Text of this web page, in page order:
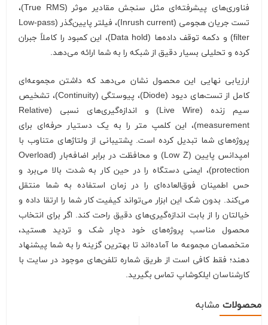
فناوری‌های پیشرفته‌ای مثل سنجش مقادیر موثر (True RMS)،
تست جریان هجومی (Inrush current)، فیلتر پایین‌گذر (Low-pass
filter) و دکمه توقف داده‌ها (Data hold)، این کمبود را کاملاً جبران
کرده و تحلیلی بسیار دقیق از شبکه را به شما ارائه می‌دهد.
ارزیابی نهایی این محصول نشان می‌دهد که داشتن مجموعه‌ای
کامل از تست‌های دیود (Diode)، پیوستگی (Continuity)، تشخیص
سیم زنده (Live Wire) و اندازه‌گیری‌های نسبی (Relative
measurement)، این کلمپ متر را به یک دستیار حرفه‌ای برای
پروژه‌های شما تبدیل کرده است. پشتیبانی از ولتاژهای متناوب با
امپدانس پایین (Low Z) و محافظت در برابر اضافه‌بار (Overload
protection)، ایمنی دستگاه را در حین کار به شدت بالا می‌برد و
حس اطمینان فوق‌العاده‌ای را در زمان استفاده به شما منتقل
می‌کند. بدون شک این ابزار می‌تواند کیفیت کار شما را ارتقا داده و
خیالتان را از بابت اندازه‌گیری‌های دقیق راحت کند. اگر برای انتخاب
محصول مناسب پروژه‌های خود دچار شک و تردید هستید،
متخصصان مجموعه ما آماده‌اند تا بهترین گزینه را به شما پیشنهاد
دهند؛ فقط کافی است از طریق شماره تلفن‌های موجود در سایت با
کارشناسان ایلکوشاپ تماس بگیرید.
محصولات مشابه